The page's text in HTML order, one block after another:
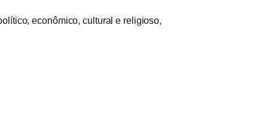
econômico, cultural e religioso,